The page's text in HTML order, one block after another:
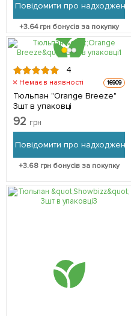
Повідомити про надходження
+3.64грн бонусів за покупку
4
Немає в наявності 16909
Тюльпан "Orange Breeze"
3шт в упаковці
92 грн
Повідомити про надходження
+3.68 грн бонусів за покупку